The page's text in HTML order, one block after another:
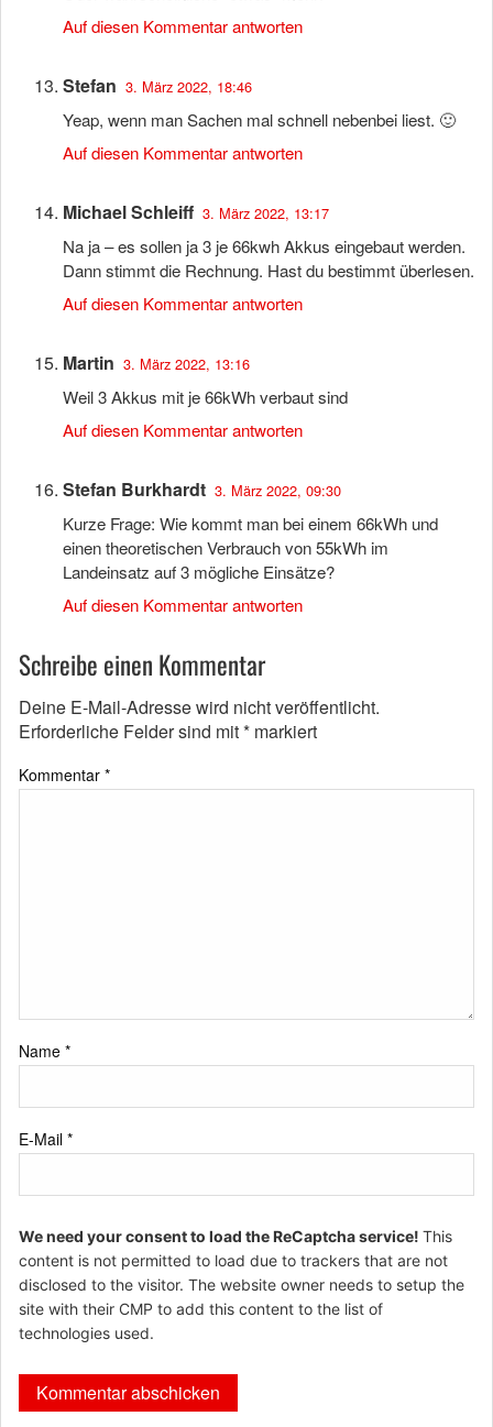
Auf diesen Kommentar antworten
Stefan 3. März 2022, 18:46
Yeap, wenn man Sachen mal schnell nebenbei liest. 🙂
Auf diesen Kommentar antworten
Michael Schleiff 3. März 2022, 13:17
Na ja – es sollen ja 3 je 66kwh Akkus eingebaut werden.
Dann stimmt die Rechnung. Hast du bestimmt überlesen.
Auf diesen Kommentar antworten
Martin 3. März 2022, 13:16
Weil 3 Akkus mit je 66kWh verbaut sind
Auf diesen Kommentar antworten
Stefan Burkhardt 3. März 2022, 09:30
Kurze Frage: Wie kommt man bei einem 66kWh und
einen theoretischen Verbrauch von 55kWh im
Landeinsatz auf 3 mögliche Einsätze?
Auf diesen Kommentar antworten
Schreibe einen Kommentar
Deine E-Mail-Adresse wird nicht veröffentlicht.
Erforderliche Felder sind mit* markiert
Kommentar *
Name *
E-Mail *
We need your consent to load the ReCaptcha service! This
content is not permitted to load due to trackers that are not
disclosed to the visitor. The website owner needs to setup the
site with their CMP to add this content to the list of
technologies used.